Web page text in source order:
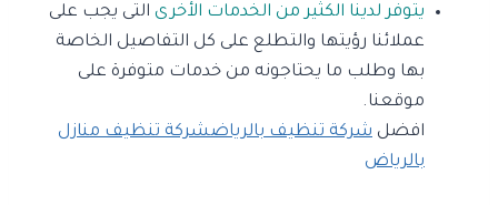
يتوفر لدينا الكثير من الخدمات الأخرى التى يجب على
عملائنا رؤيتها والتطلع على كل التفاصيل الخاصة
بها وطلب ما يحتاجونه من خدمات متوفرة على
موقعنا.
افضل شركة تنظيف بالرياضشركة تنظيف منازل
بالرياض